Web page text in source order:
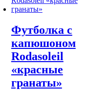
Футболка с
капюшоном
Rodasoleil
«красные
гранаты»